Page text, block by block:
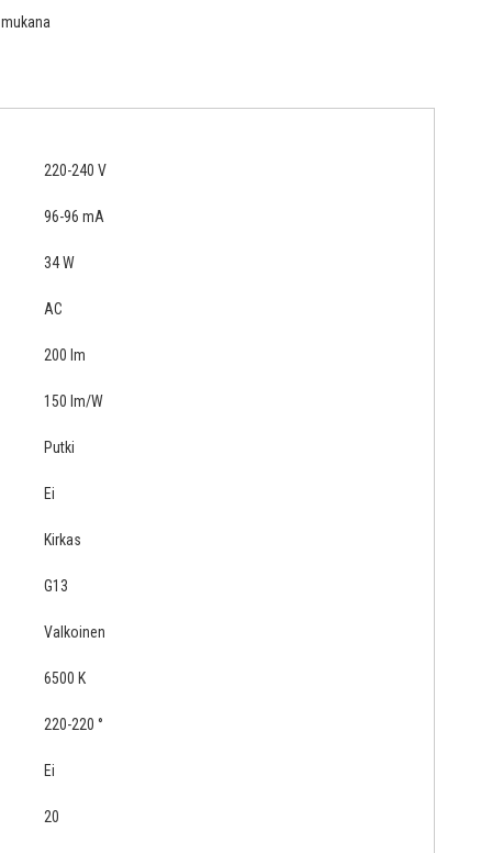
220-240 V
96-96 mA
34 W
AC
200 lm
150 lm/W
Putki
Ei
Kirkas
G13
Valkoinen
6500 K
220-220 °
Ei
20